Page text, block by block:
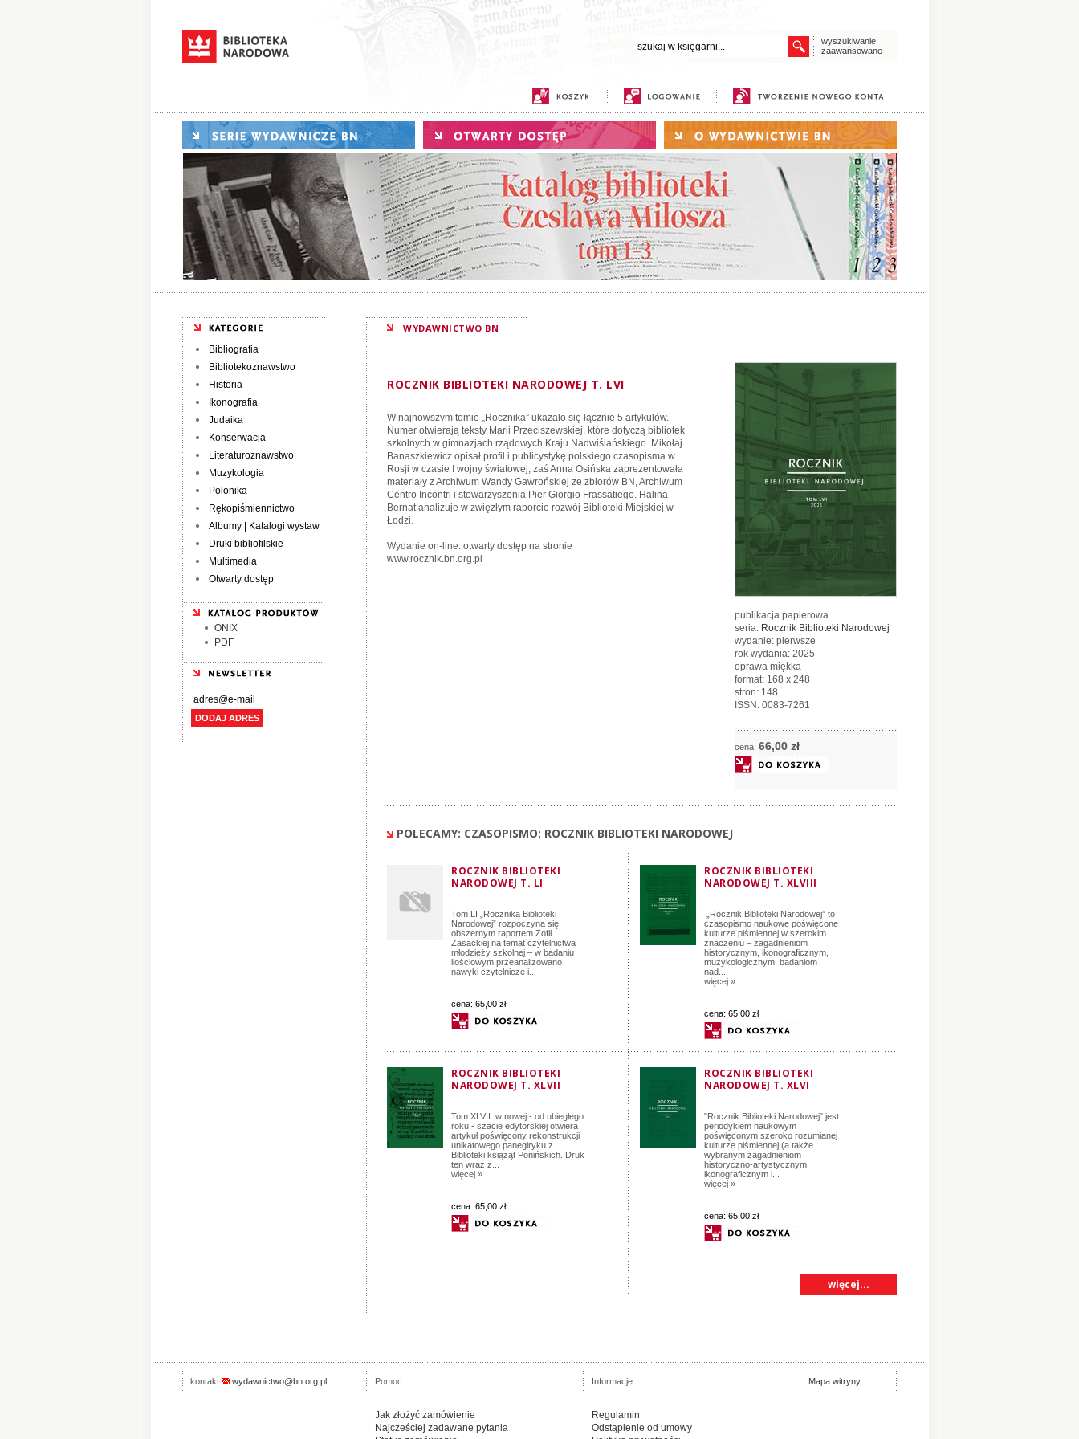
wyszukiwanie
zaawansowane
Bibliografia
Bibliotekoznawstwo
Historia
Ikonografia
Judaika
Konserwacja
Literaturoznawstwo
Muzykologia
Polonika
Rękopiśmiennictwo
Albumy | Katalogi wystaw
Druki bibliofilskie
Multimedia
Otwarty dostęp
ONIX
PDF
DODAJ ADRES
WYDAWNICTWO BN
publikacja papierowa
seria: Rocznik Biblioteki Narodowej
wydanie: pierwsze
rok wydania: 2025
oprawa miękka
format: 168 x 248
stron: 148
ISSN: 0083-7261
cena: 66,00 zł
ROCZNIK BIBLIOTEKI NARODOWEJ T. LVI
W najnowszym tomie „Rocznika” ukazało się łącznie 5 artykułów.
Numer otwierają teksty Marii Przeciszewskiej, które dotyczą bibliotek
szkolnych w gimnazjach rządowych Kraju Nadwiślańskiego. Mikołaj
Banaszkiewicz opisał profil i publicystykę polskiego czasopisma w
Rosji w czasie I wojny światowej, zaś Anna Osińska zaprezentowała
materiały z Archiwum Wandy Gawrońskiej ze zbiorów BN, Archiwum
Centro Incontri i stowarzyszenia Pier Giorgio Frassatiego. Halina
Bernat analizuje w zwięzłym raporcie rozwój Biblioteki Miejskiej w
Łodzi.
Wydanie on-line: otwarty dostęp na stronie
www.rocznik.bn.org.pl
POLECAMY: CZASOPISMO: ROCZNIK BIBLIOTEKI NARODOWEJ
ROCZNIK BIBLIOTEKI
NARODOWEJ T. LI
Tom LI „Rocznika Biblioteki
Narodowej” rozpoczyna się
obszernym raportem Zofii
Zasackiej na temat czytelnictwa
młodzieży szkolnej – w badaniu
ilościowym przeanalizowano
nawyki czytelnicze i...
cena: 65,00 zł
ROCZNIK BIBLIOTEKI
NARODOWEJ T. XLVIII
„Rocznik Biblioteki Narodowej” to
czasopismo naukowe poświęcone
kulturze piśmiennej w szerokim
znaczeniu – zagadnieniom
historycznym, ikonograficznym,
muzykologicznym, badaniom
nad...
więcej »
cena: 65,00 zł
ROCZNIK BIBLIOTEKI
NARODOWEJ T. XLVII
Tom XLVII w nowej - od ubiegłego
roku - szacie edytorskiej otwiera
artykuł poświęcony rekonstrukcji
unikatowego panegiryku z
Biblioteki książąt Ponińskich. Druk
ten wraz z...
więcej »
cena: 65,00 zł
ROCZNIK BIBLIOTEKI
NARODOWEJ T. XLVI
"Rocznik Biblioteki Narodowej" jest
periodykiem naukowym
poświęconym szeroko rozumianej
kulturze piśmiennej (a także
wybranym zagadnieniom
historyczno-artystycznym,
ikonograficznym i...
więcej »
cena: 65,00 zł
więcej...
kontakt wydawnictwo@bn.org.pl Pomoc Informacje Mapa witryny
Jak złożyć zamówienie
Najcześciej zadawane pytania
Regulamin
Odstąpienie od umowy